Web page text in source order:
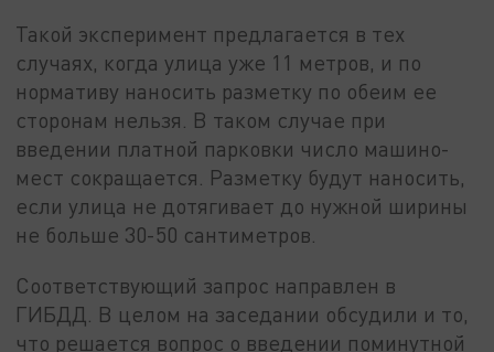
Такой эксперимент предлагается в тех
случаях, когда улица уже 11 метров, и по
нормативу наносить разметку по обеим ее
сторонам нельзя. В таком случае при
введении платной парковки число машино-
мест сокращается. Разметку будут наносить,
если улица не дотягивает до нужной ширины
не больше 30-50 сантиметров.
Соответствующий запрос направлен в
ГИБДД. В целом на заседании обсудили и то,
что решается вопрос о введении поминутной